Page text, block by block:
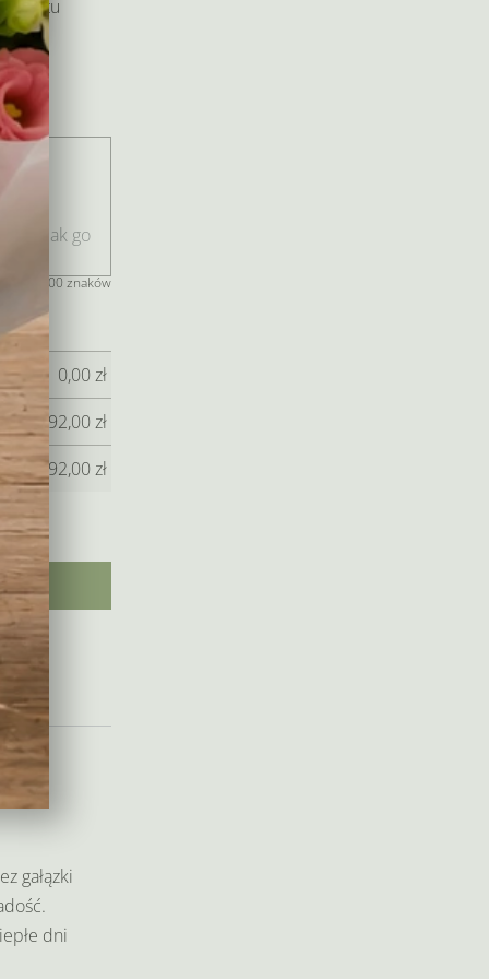
i
400 znaków
0,00zł
92,00zł
92,00zł
gałązki
dni